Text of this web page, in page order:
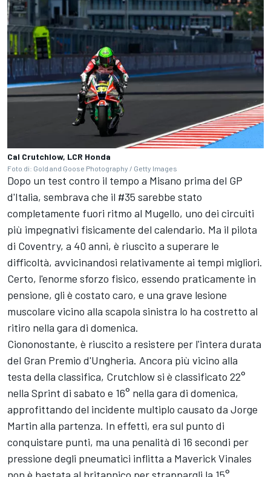
Cal Crutchlow, LCR Honda
Foto di: Gold and Goose Photography / Getty Images
Dopo un test contro il tempo a Misano prima del GP
d'Italia, sembrava che il #35 sarebbe stato
completamente fuori ritmo al Mugello, uno dei circuiti
più impegnativi fisicamente del calendario. Ma il pilota
di Coventry, a 40 anni, è riuscito a superare le
difficoltà, avvicinandosi relativamente ai tempi migliori.
Certo, l'enorme sforzo fisico, essendo praticamente in
pensione, gli è costato caro, e una grave lesione
muscolare vicino alla scapola sinistra lo ha costretto al
ritiro nella gara di domenica.
Ciononostante, è riuscito a resistere per l'intera durata
del Gran Premio d'Ungheria. Ancora più vicino alla
testa della classifica, Crutchlow si è classificato 22°
nella Sprint di sabato e 16° nella gara di domenica,
approfittando del incidente multiplo causato da Jorge
Martin alla partenza. In effetti, era sul punto di
conquistare punti, ma una penalità di 16 secondi per
pressione degli pneumatici inflitta a Maverick Vinales